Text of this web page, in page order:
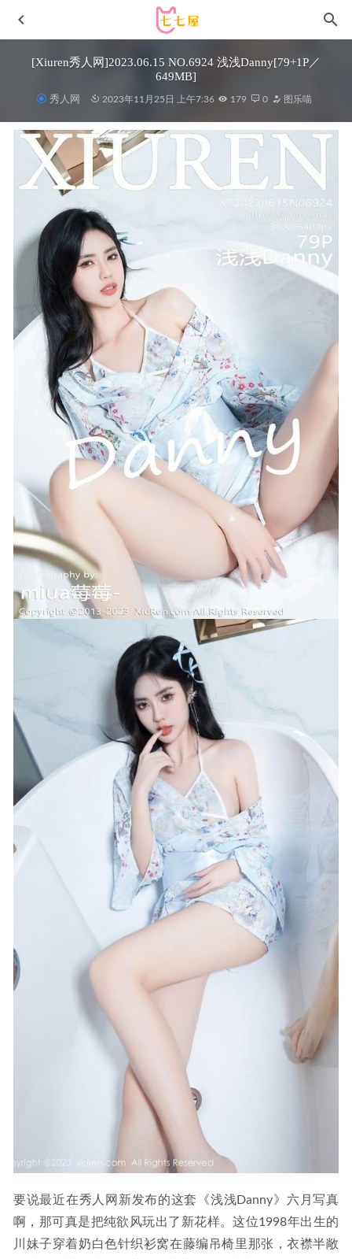
[Xiuren秀人网]2023.06.15 NO.6924 浅浅Danny[79+1P／
649MB]
秀人网 2023年11月25日 上午7:36 179 0 图乐喵
要说最近在秀人网新发布的这套《浅浅Danny》六月写真
啊，那可真是把纯欲风玩出了新花样。这位1998年出生的
川妹子穿着奶白色针织衫窝在藤编吊椅里那张，衣襟半敞
水淼aqua – NO.126 原神甘雨[122P-150MB]
2022-11-02
[XIAOYU语画界]2022.02.22 VOL.721 言沫[84+1P／794MB]
2023-02-27
小仓千代w – NO.049 2023年05月patreon会员合集[102P1V-
665MB]
2023-09-28
[微密圈]俏妞qiaoniuTT –大大大蜜桃臀 [43-168M]
[爱尤物]2023 NO.2741 365天的陪伴 小文[35P/99MB]
2024-
06-22